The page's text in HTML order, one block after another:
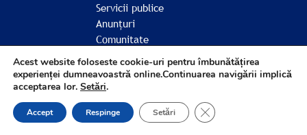
Servicii publice
Anunțuri
Comunitate
© Comuna Stănița 2026
Acest website foloseste cookie-uri pentru îmbunătățirea
experienței dumneavoastră online.Continuarea navigării implică
acceptarea lor. Setări.
Accept Respinge Setări CLOSE GDPR